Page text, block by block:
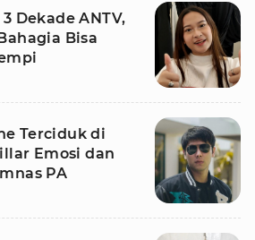
Dekade ANTV,
Bisa
Terciduk di
Emosi dan
PA